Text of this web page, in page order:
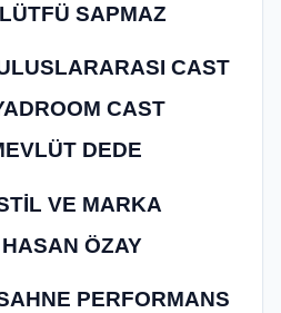
SAPMAZ
CAST
CAST
DEDE
VE MARKA
ÖZAY
PERFORMANS